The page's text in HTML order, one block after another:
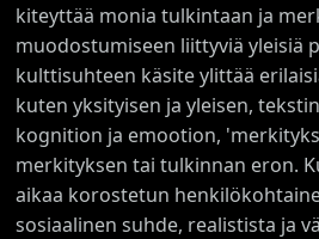
kiteyttää monia tulkintaan ja
muodostumiseen liittyviä yleisiä
kulttisuhteen käsite ylittää
kuten yksityisen ja yleisen,
kognition ja emootion,
merkityksen tai tulkinnan eron.
aikaa korostetun
sosiaalinen suhde, realistista ja